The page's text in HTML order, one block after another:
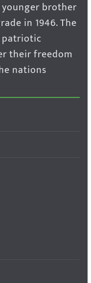
brother
in 1946. The
patriotic
their freedom
nations